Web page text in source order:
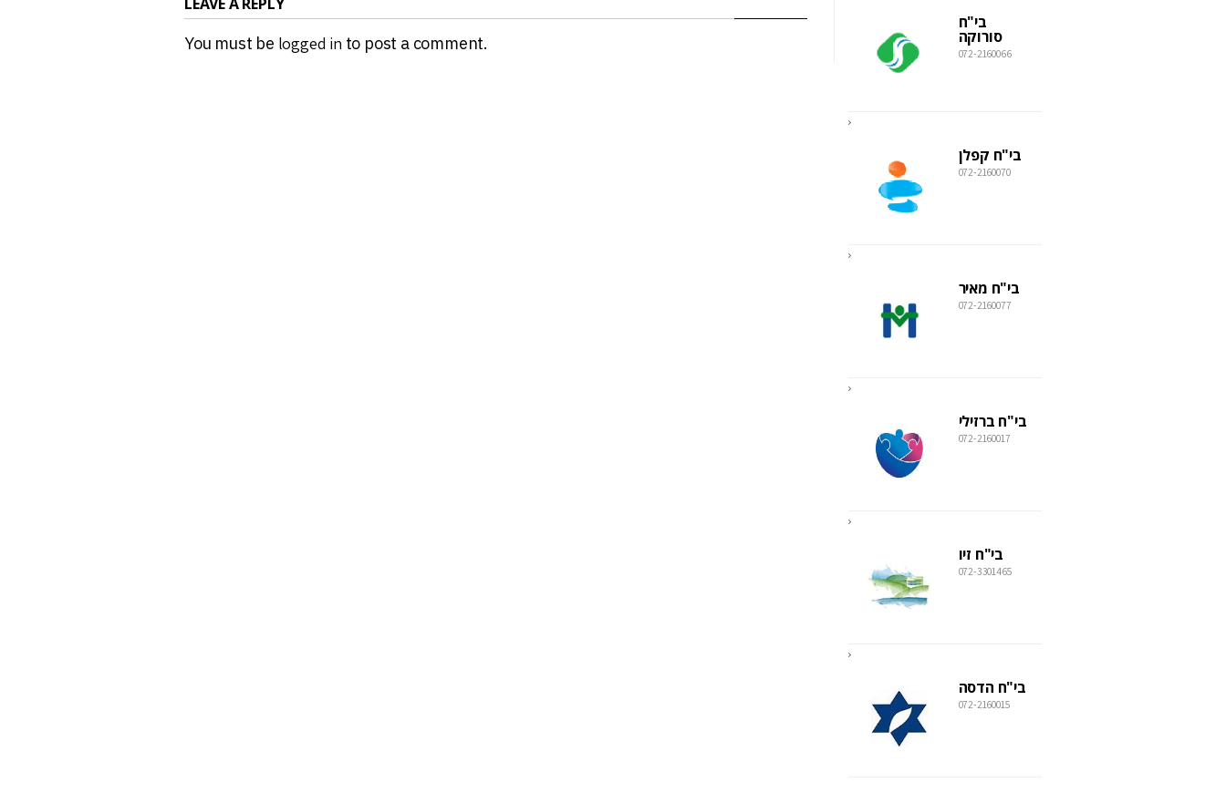
You must be logged in to post a comment.
בי"ח
סורוקה
072-2160066
בי"ח קפלן
072-2160070
בי"ח מאיר
072-2160077
בי"ח ברזילי
072-2160017
בי"ח זיו
072-3301465
בי"ח הדסה
072-2160015